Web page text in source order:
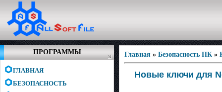
ПРОГРАММЫ
ГЛАВНАЯ
БЕЗОПАСНОСТЬ
Главная » Безопасность ПК »
Новые ключи для